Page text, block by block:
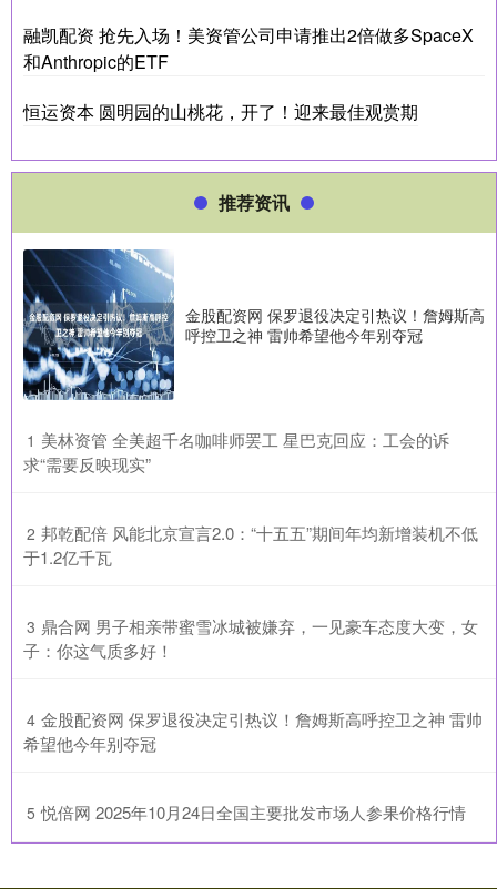
融凯配资 抢先入场！美资管公司申请推出2倍做多SpaceX
和Anthropic的ETF
恒运资本 圆明园的山桃花，开了！迎来最佳观赏期
推荐资讯
金股配资网 保罗退役决定引热议！詹姆斯高
呼控卫之神 雷帅希望他今年别夺冠
1 ​美林资管 全美超千名咖啡师罢工 星巴克回应：工会的诉
求“需要反映现实”
2 ​邦乾配倍 风能北京宣言2.0：“十五五”期间年均新增装机不低
于1.2亿千瓦
3 ​鼎合网 男子相亲带蜜雪冰城被嫌弃，一见豪车态度大变，女
子：你这气质多好！
4 ​金股配资网 保罗退役决定引热议！詹姆斯高呼控卫之神 雷帅
希望他今年别夺冠
5 ​悦倍网 2025年10月24日全国主要批发市场人参果价格行情